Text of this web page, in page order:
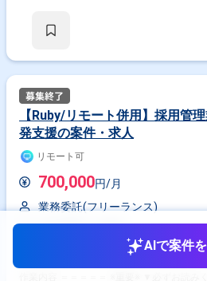
【Ruby/リモート併用】採用管
発支援の案件・求人
リモート可
700,000円/月
業務委託(フリーランス)
React AIで案件